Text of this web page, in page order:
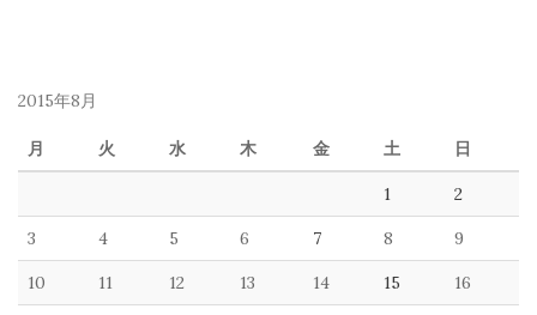
2015年8月
月 火 水 木 金 土 日
1 2
3 4 5 6 7 8 9
10 11 12 13 14 15 16